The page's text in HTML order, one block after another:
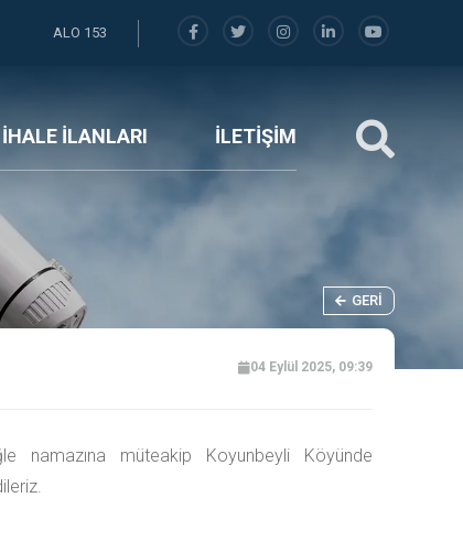
ALO 153
İHALE İLANLARI İLETİŞİM
GERI
04 Eylül 2025, 09:39
namazına müteakip Koyunbeyli Köyünde